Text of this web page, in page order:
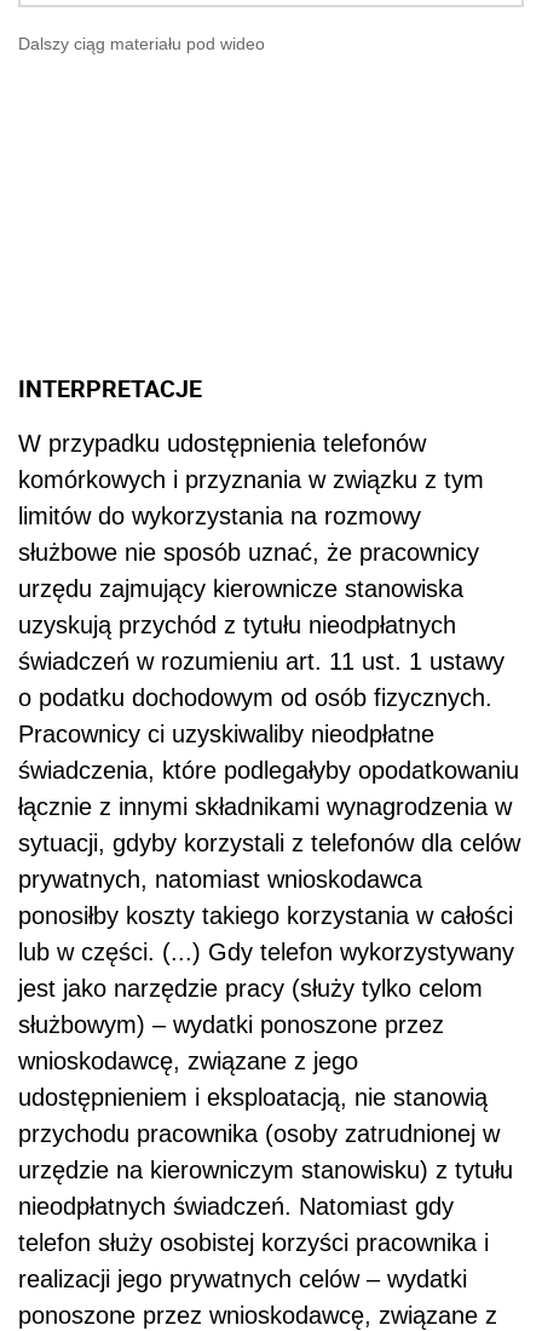
Dalszy ciąg materiału pod wideo
INTERPRETACJE
W przypadku udostępnienia telefonów
komórkowych i przyznania w związku z tym
limitów do wykorzystania na rozmowy
służbowe nie sposób uznać, że pracownicy
urzędu zajmujący kierownicze stanowiska
uzyskują przychód z tytułu nieodpłatnych
świadczeń w rozumieniu art. 11 ust. 1 ustawy
o podatku dochodowym od osób fizycznych.
Pracownicy ci uzyskiwaliby nieodpłatne
świadczenia, które podlegałyby opodatkowaniu
łącznie z innymi składnikami wynagrodzenia w
sytuacji, gdyby korzystali z telefonów dla celów
prywatnych, natomiast wnioskodawca
ponosiłby koszty takiego korzystania w całości
lub w części. (...) Gdy telefon wykorzystywany
jest jako narzędzie pracy (służy tylko celom
służbowym) – wydatki ponoszone przez
wnioskodawcę, związane z jego
udostępnieniem i eksploatacją, nie stanowią
przychodu pracownika (osoby zatrudnionej w
urzędzie na kierowniczym stanowisku) z tytułu
nieodpłatnych świadczeń. Natomiast gdy
telefon służy osobistej korzyści pracownika i
realizacji jego prywatnych celów – wydatki
ponoszone przez wnioskodawcę, związane z